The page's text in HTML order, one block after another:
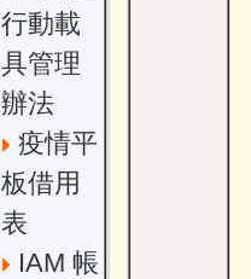
行動載
具管理
辦法
疫情平
板借用
表
IAM 帳